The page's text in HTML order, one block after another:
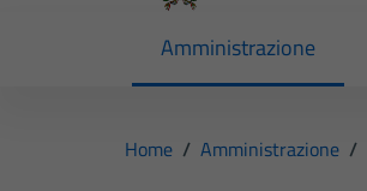
Amministrazione
Home / Amministrazione /